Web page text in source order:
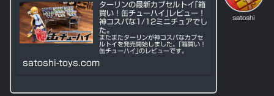
satoshi
ターリンの最新カプセルトイ｢箱
買い！缶チューハイ｣レビュー！
神コスパな1/12ミニチュアでし
た。
またまたターリンが神コスパなカプセ
ルトイを発売開始しました。｢箱買い！
缶チューハイ｣のレビューです。
satoshi-toys.com